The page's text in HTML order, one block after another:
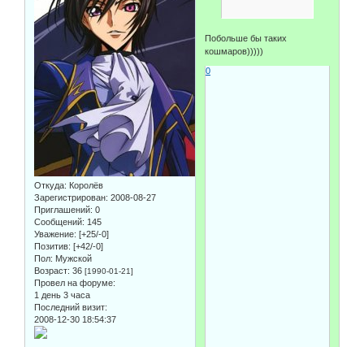
Откуда: Королёв
Зарегистрирован: 2008-08-27
Приглашений: 0
Сообщений: 145
Уважение: [+25/-0]
Позитив: [+42/-0]
Пол: Мужской
Возраст: 36 [1990-01-21]
Провел на форуме:
1 день 3 часа
Последний визит:
2008-12-30 18:54:37
Побольше бы таких
кошмаров)))))
0